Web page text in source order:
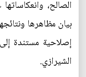
الصالح،
بيان مظاهرها
إصلاحية مستندة
الشيرازي.